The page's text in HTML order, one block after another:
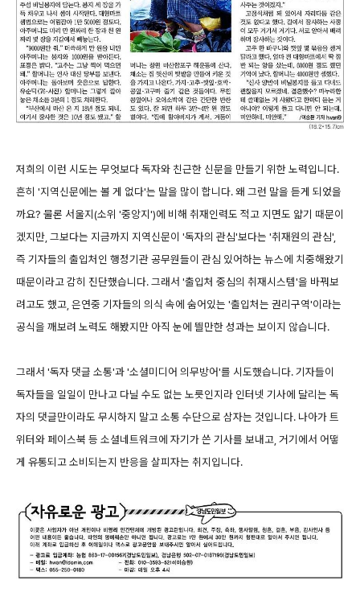
저희의 이런 시도는 무엇보다 독자와 친근한 신문을 만들기 위한 노력입니다.
흔히 '지역신문에는 볼 게 없다'는 말을 많이 합니다. 왜 그런 말을 듣게 되었을
까요? 물론 서울지(소위 '중앙지')에 비해 취재인력도 적고 지면도 얇기 때문이
겠지만, 그보다는 지금까지 지역신문이 '독자의 관심'보다는 '취재원의 관심',
즉 기자들의 출입처인 행정기관 공무원들이 관심 있어하는 뉴스에 치중해왔기
때문이라고 감히 진단했습니다. 그래서 '출입처 중심의 취재시스템'을 바꿔보
려고도 했고, 은연중 기자들의 의식 속에 숨어있는 '출입처는 권리구역'이라는
공식을 깨보려 노력도 해봤지만 아직 눈에 띌만한 성과는 보이지 않습니다.
그래서 '독자 댓글 소통'과 '소셜미디어 의무방어'를 시도했습니다. 기자들이
독자들을 일일이 만나고 다닐 수도 없는 노릇인지라 인터넷 기사에 달리는 독
자의 댓글만이라도 무시하지 말고 소통 수단으로 삼자는 것입니다. 나아가 트
위터와 페이스북 등 소셜네트워크에 자기가 쓴 기사를 보내고, 거기에서 어떻
게 유통되고 소비되는지 반응을 살피자는 취지입니다.